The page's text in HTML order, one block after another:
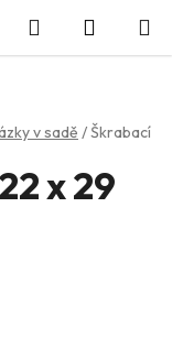
Hledat
KOŠÍK
v sadě /Škrabací
x 29